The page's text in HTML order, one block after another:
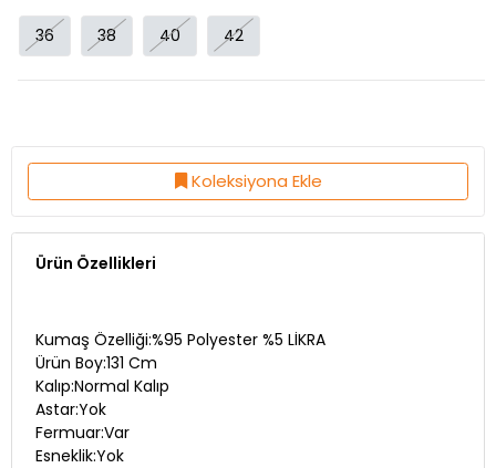
36 38 40 42
Koleksiyona Ekle
Ürün Özellikleri
Kumaş Özelliği:%95 Polyester %5 LİKRA
Ürün Boy:131 Cm
Kalıp:Normal Kalıp
Astar:Yok
Fermuar:Var
Esneklik:Yok